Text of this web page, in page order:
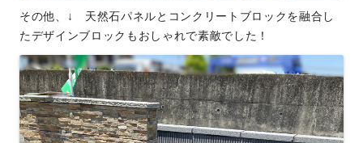
その他、↓ 天然石パネルとコンクリートブロックを融合し
たデザインブロックもおしゃれで素敵でした！